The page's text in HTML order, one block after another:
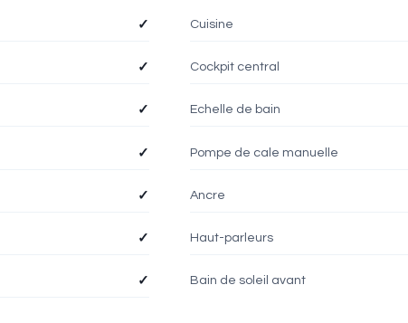
✓ Cuisine
✓ Cockpit central
✓ Echelle de bain
✓ Pompe de cale manuelle
✓ Ancre
✓ Haut-parleurs
✓ Bain de soleil avant